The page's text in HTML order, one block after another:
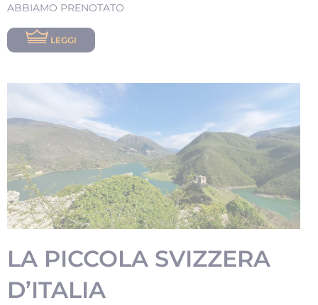
ABBIAMO PRENOTATO
LEGGI
LA PICCOLA SVIZZERA
D’ITALIA